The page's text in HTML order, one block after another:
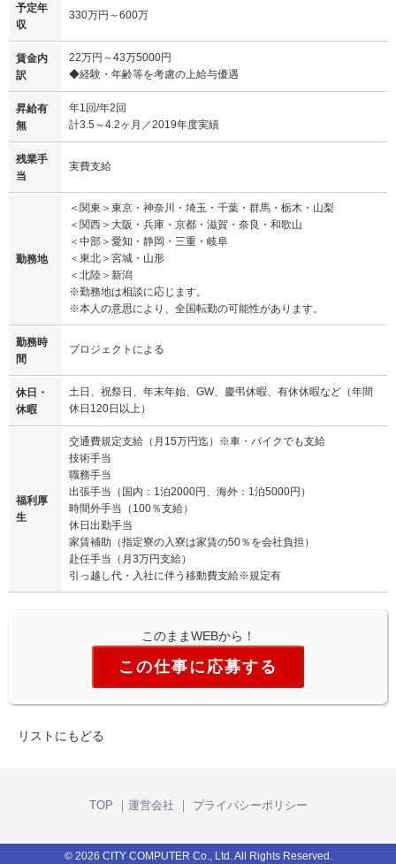
予定年
収
330万円～600万
賃金内
訳
22万円～43万5000円
◆経験・年齢等を考慮の上給与優遇
昇給有
無
年1回/年2回
計3.5～4.2ヶ月／2019年度実績
残業手
当
実費支給
勤務地
＜関東＞東京・神奈川・埼玉・千葉・群馬・栃木・山梨
＜関西＞大阪・兵庫・京都・滋賀・奈良・和歌山
＜中部＞愛知・静岡・三重・岐阜
＜東北＞宮城・山形
＜北陸＞新潟
※勤務地は相談に応じます。
※本人の意思により、全国転勤の可能性があります。
勤務時
間
プロジェクトによる
休日・
休暇
土日、祝祭日、年末年始、GW、慶弔休暇、有休休暇など（年間
休日120日以上）
福利厚
生
交通費規定支給（月15万円迄）※車・バイクでも支給
技術手当
職務手当
出張手当（国内：1泊2000円、海外：1泊5000円）
時間外手当（100％支給）
休日出勤手当
家賃補助（指定寮の入寮は家賃の50％を会社負担）
赴任手当（月3万円支給）
引っ越し代・入社に伴う移動費支給※規定有
このままWEBから！
この仕事に応募する
リストにもどる
TOP ｜ 運営会社 ｜ プライバシーポリシー
© 2026 CITY COMPUTER Co., Ltd. All Rights Reserved.